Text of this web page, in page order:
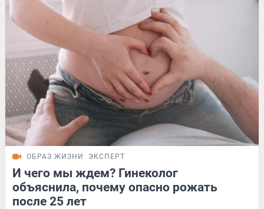
ОБРАЗ ЖИЗНИ ЭКСПЕРТ
И чего мы ждем? Гинеколог
объяснила, почему опасно рожать
после 25 лет